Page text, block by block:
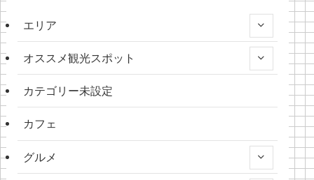
エリア
オススメ観光スポット
カテゴリー未設定
カフェ
グルメ